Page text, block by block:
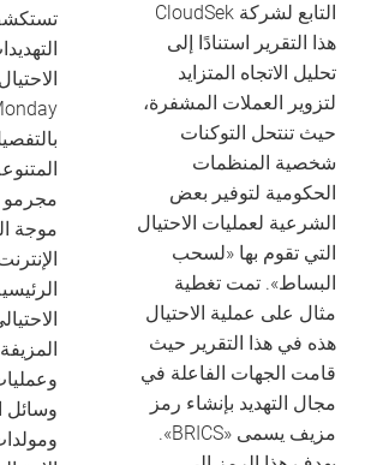
التابع لشركة CloudSek
هذا التقرير استنادًا إلى
تحليل الاتجاه المتزايد
لتزوير العملات المشفرة،
حيث تنتحل التوكنات
شخصية المنظمات
الحكومية لتوفير بعض
الشرعية لعمليات الاحتيال
التي تقوم بها «لسحب
البساط». تمت تغطية
مثال على عملية الاحتيال
هذه في هذا التقرير حيث
قامت الجهات الفاعلة في
مجال التهديد بإنشاء رمز
مزيف يسمى «BRICS».
مجرمو
موجة
وسائل